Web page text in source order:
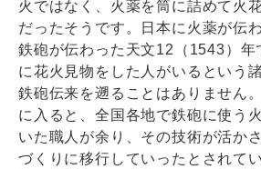
火ではなく、火薬を筒に詰めて火
だったそうです。日本に火薬が伝
鉄砲が伝わった天文12（1543）年
に花火見物をした人がいるという
鉄砲伝来を遡ることはありません
に入ると、全国各地で鉄砲に使う
いた職人が余り、その技術が活か
づくりに移行していったとされて